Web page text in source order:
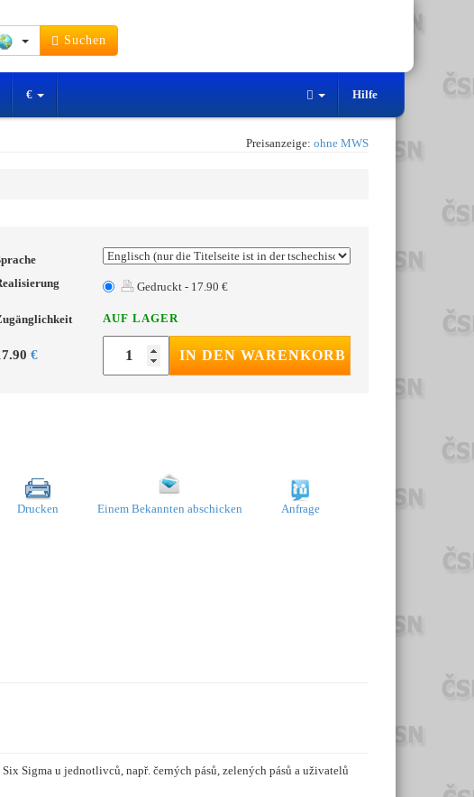
Suchen
€ Hilfe
Preisanzeige: ohne MWS
Gedruckt - 17.90 €
AUF LAGER
€ IN DEN WARENKORB
Drucken Einem Bekannten abschicken Anfrage
Sigma u jednotlivců, např. černých pásů, zelených pásů a uživatelů